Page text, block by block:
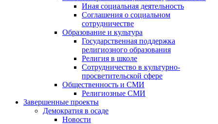
Иная социальная деятельность
Соглашения о социальном
сотрудничестве
Образование и культура
Государственная поддержка
религиозного образования
Религия в школе
Сотрудничество в культурно-
просветительской сфере
Общественность и СМИ
Религиозные СМИ
Завершенные проекты
Демократия в осаде
Новости